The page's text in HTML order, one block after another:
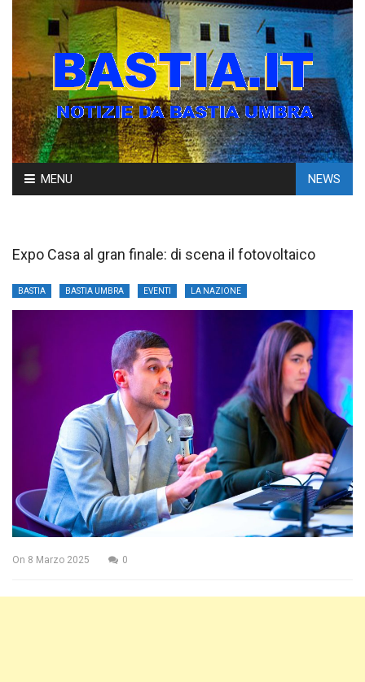
Skip
to
MENU NEWS
Expo Casa al gran finale: di scena il fotovoltaico
BASTIA BASTIA UMBRA EVENTI LA NAZIONE
On 8 Marzo 2025 0